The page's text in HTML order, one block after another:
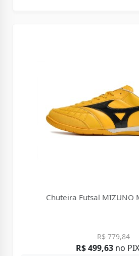
Chuteira Futsal MIZUNO
R$779,84
R$499,63no PIX